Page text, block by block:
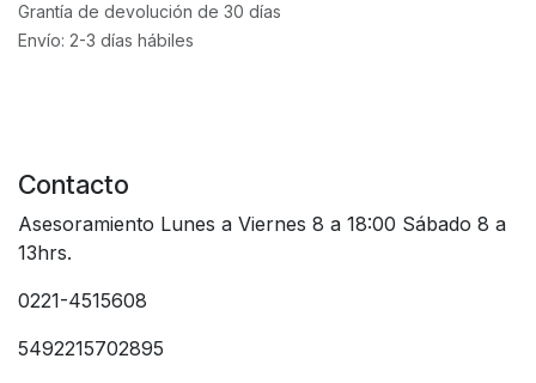
Grantía de devolución de 30 días
Envío: 2-3 días hábiles
Contacto
Asesoramiento Lunes a Viernes 8 a 18:00 Sábado 8 a
13hrs.
0221-4515608
5492215702895